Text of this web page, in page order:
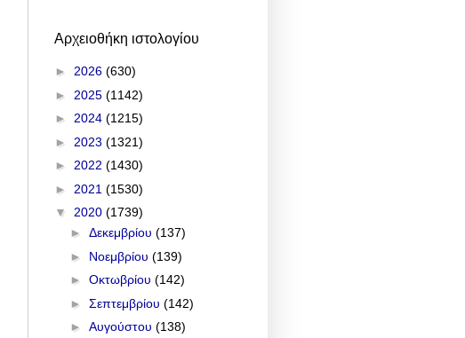
Αρχειοθήκη ιστολογίου
► 2026 (630)
► 2025 (1142)
► 2024 (1215)
► 2023 (1321)
► 2022 (1430)
► 2021 (1530)
▼ 2020 (1739)
► Δεκεμβρίου (137)
► Νοεμβρίου (139)
► Οκτωβρίου (142)
► Σεπτεμβρίου (142)
► Αυγούστου (138)